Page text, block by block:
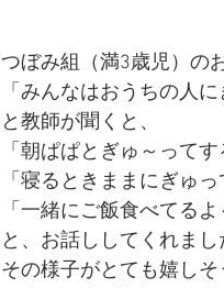
つぼみ組（満3歳児）の
「みんなはおうちの人
と教師が聞くと、
「朝ぱぱとぎゅ～ってす
「寝るときままにぎゅっ
「一緒にご飯食べてる
と、お話ししてくれまし
その様子がとても嬉し